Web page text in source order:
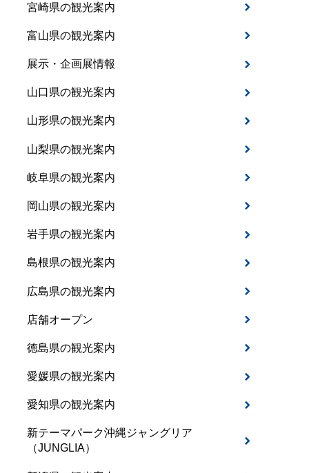
宮崎県の観光案内
富山県の観光案内
展示・企画展情報
山口県の観光案内
山形県の観光案内
山梨県の観光案内
岐阜県の観光案内
岡山県の観光案内
岩手県の観光案内
島根県の観光案内
広島県の観光案内
店舗オープン
徳島県の観光案内
愛媛県の観光案内
愛知県の観光案内
新テーマパーク沖縄ジャングリア
（JUNGLIA）